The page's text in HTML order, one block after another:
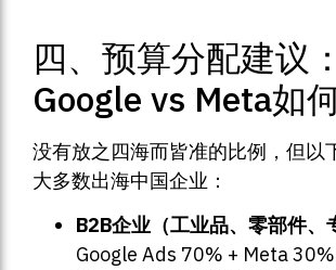
四、预算分配建议：
Google vs Meta如
没有放之四海而皆准的比例，但以
大多数出海中国企业：
B2B企业（工业品、零部件、
Google Ads 70% + Meta